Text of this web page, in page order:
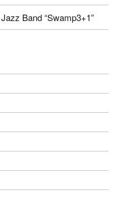
Band “Swamp3+1”